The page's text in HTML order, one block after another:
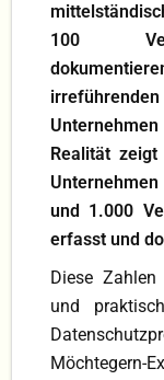
100
Realität
und 1.000
erfasst und
Diese
und
Möchtegern-